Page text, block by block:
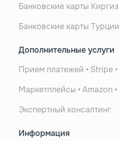
Банковские карты
Банковские карты Турции
Дополнительные услуги
Прием платежей • Stripe
Маркетплейсы • Amazon
Экспертный консалтинг
Информация